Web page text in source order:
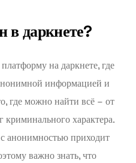
в даркнете?
на даркнете, где
информацией и
где можно найти всё – от
криминального характера.
анонимностью приходит
важно знать, что